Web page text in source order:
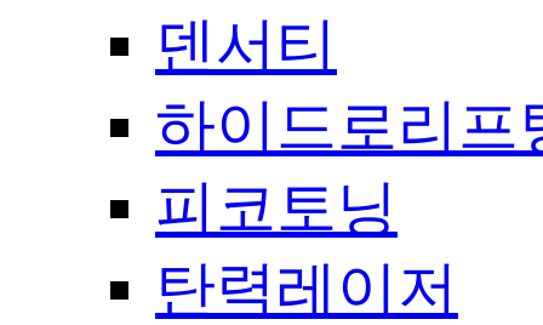
덴서티
하이드로리프
피코토닝
탄력레이저